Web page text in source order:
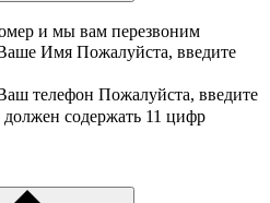
и мы вам перезвоним
Имя Пожалуйста, введите
телефон Пожалуйста, введите
содержать 11 цифр